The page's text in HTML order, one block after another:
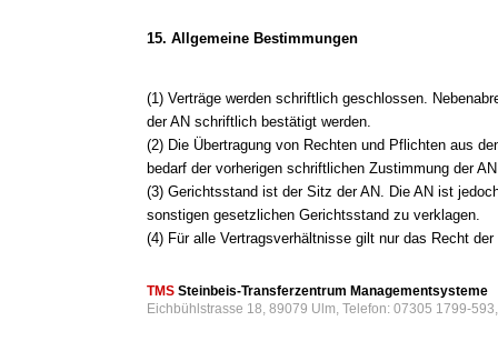
15. Allgemeine Bestimmungen
(1) Verträge werden schriftlich geschlossen.
der AN schriftlich bestätigt werden.
(2) Die Übertragung von Rechten und Pflichten aus
bedarf der vorherigen schriftlichen Zustimmung der
(3) Gerichtsstand ist der Sitz der AN. Die AN ist
sonstigen gesetzlichen Gerichtsstand zu verklagen.
(4) Für alle Vertragsverhältnisse gilt nur das Recht
TMS Steinbeis-Transferzentrum Managementsysteme
Eichbühlstrasse 18, 89079 Ulm, Telefon: 07305 1799-